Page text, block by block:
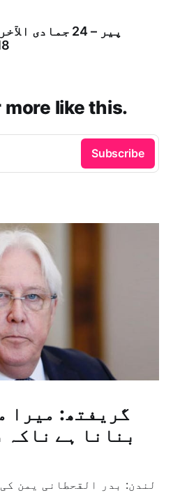
more like this.
Subscribe
گریفتھ: میرا
بنانا ہے ناکہ
لندن: بدر القحطانی یمن